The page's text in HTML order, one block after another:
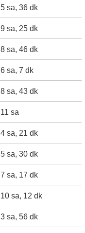
5 sa, 36 dk
9 sa, 25 dk
8 sa, 46 dk
6 sa, 7 dk
8 sa, 43 dk
11 sa
4 sa, 21 dk
5 sa, 30 dk
7 sa, 17 dk
10 sa, 12 dk
3 sa, 56 dk